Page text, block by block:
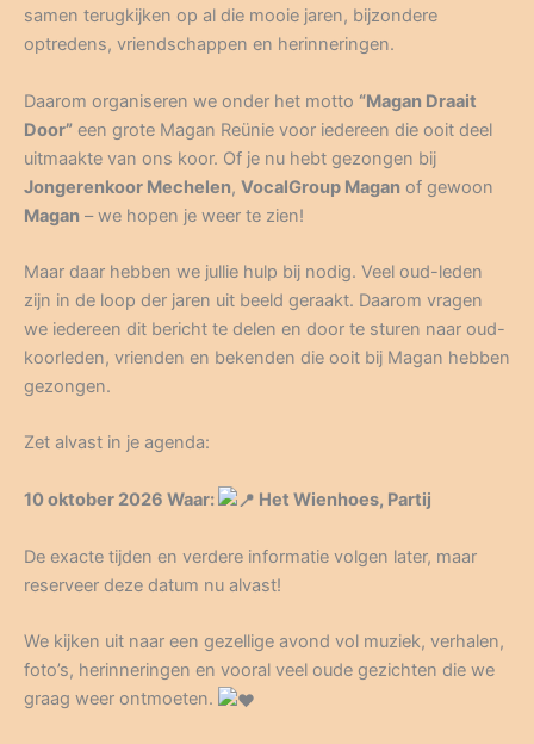
samen terugkijken op al die mooie jaren, bijzondere
optredens, vriendschappen en herinneringen.
Daarom organiseren we onder het motto “Magan Draait
Door” een grote Magan Reünie voor iedereen die ooit deel
uitmaakte van ons koor. Of je nu hebt gezongen bij
Jongerenkoor Mechelen, VocalGroup Magan of gewoon
Magan – we hopen je weer te zien!
Maar daar hebben we jullie hulp bij nodig. Veel oud-leden
zijn in de loop der jaren uit beeld geraakt. Daarom vragen
we iedereen dit bericht te delen en door te sturen naar oud-
koorleden, vrienden en bekenden die ooit bij Magan hebben
gezongen.
Zet alvast in je agenda:
10 oktober 2026 Waar: Het Wienhoes, Partij
De exacte tijden en verdere informatie volgen later, maar
reserveer deze datum nu alvast!
We kijken uit naar een gezellige avond vol muziek, verhalen,
foto’s, herinneringen en vooral veel oude gezichten die we
graag weer ontmoeten.